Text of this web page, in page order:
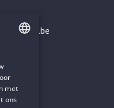
met
ons